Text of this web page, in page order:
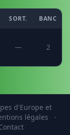
SORT. BANC
— 2
d'Europe et
légales
·